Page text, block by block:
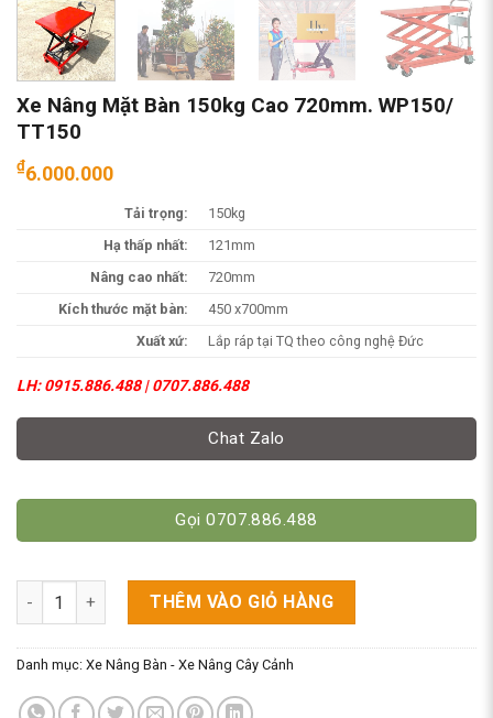
Xe Nâng Mặt Bàn 150kg Cao 720mm. WP150/
TT150
₫6.000.000
Tải trọng:
150kg
Hạ thấp nhất:
121mm
Nâng cao nhất:
720mm
Kích thước mặt bàn:
450 x700mm
Xuất xứ:
Lắp ráp tại TQ theo công nghệ Đức
LH: 0915.886.488 | 0707.886.488
Chat Zalo
Gọi 0707.886.488
Xe Nâng Mặt Bàn 150kg Cao 720mm. WP150/ TT150 số lượng
THÊM VÀO GIỎ HÀNG
Danh mục: Xe Nâng Bàn - Xe Nâng Cây Cảnh